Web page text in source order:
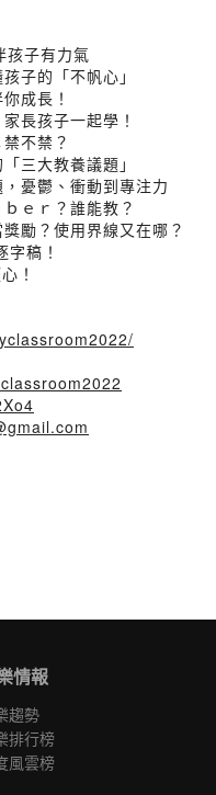
孩子有力氣
子的「不帆心」
成長！
長孩子一起學！
不禁？
三大教養議題」
憂鬱、衝動到專注力
ｅｒ？誰能教？
勵？使用界線又在哪？
稿！
！
情報
趨勢
排行榜
風雲榜